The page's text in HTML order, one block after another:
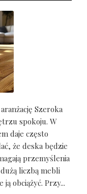
Szeroka
spokoju. W
daje często
że deska będzie
przemyślenia
liczbą mebli
obciążyć. Przy...